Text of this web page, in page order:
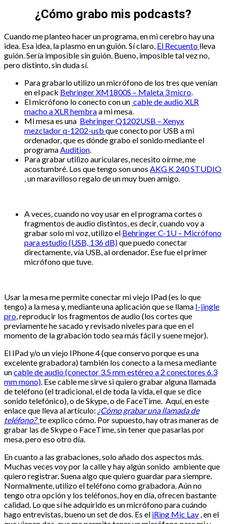
¿Cómo grabo mis podcasts?
Cuando me planteo hacer un programa, en mi cerebro hay una
idea. Esa idea, la plasmo en un guión. Sí claro, El Recuento lleva
guión. Sería imposible sin guión. Bueno, imposible tal vez no,
pero distinto, sin duda sí.
Para grabarlo utilizo un micrófono de los tres que venían
en el pack Behringer XM1800S – Maleta 3 micro
El micrófono lo conecto con un cable de audio XLR
macho a XLR hembraa mi mesa.
Mi mesa es una Behringer Q1202USB – Xenyx
mezclador q-1202-usb que conecto por USB a mi
ordenador, que es dónde grabo el sonido mediante el
programa Audition
Para grabar utilizo auriculares, necesito oírme, me
acostumbré. Los que tengo son unos AKG K 240 STUDIO
, un maravilloso regalo de un muy buen amigo.
A veces, cuando no voy usar en el programa cortes o
fragmentos de audio distintos, es decir, cuando voy a
grabar solo mi voz, utilizo el Behringer C-1U – Micrófono
para estudio (USB, 136 dB)que puedo conectar
directamente, vía USB, al ordenador. Ese fue el primer
micrófono que tuve.
Usar la mesa me permite conectar mi viejo IPad (es lo que
tengo) a la mesa y, mediante una aplicación que se llama I-jingle
pro , reproducir los fragmentos de audio (los cortes que
previamente he sacado y revisado niveles para que en el
momento de la grabación todo sea más fácil y suene mejor).
El IPad y/o un viejo IPhone 4 (que conservo porque es una
excelente grabadora) también los conecto a la mesa mediante
uncable de audio (conector 3.5 mm estéreo a 2 conectores 6.3
mm mono) . Ese cable me sirve si quiero grabar alguna llamada
de teléfono (el tradicional, el de toda la vida, el que se dice
sonido telefónico), o de Skype, o de FaceTime. Aquí, en este
enlace que lleva al artículo: ¿Cómo grabar una llamada de
teléfono?te explico cómo. Por supuesto, hay otras maneras de
grabar las de Skype o FaceTime, sin tener que pasarlas por
mesa, pero eso otro día.
En cuanto a las grabaciones, solo añado dos aspectos más.
Muchas veces voy por la calle y hay algún sonido ambiente que
quiero registrar. Suena algo que quiero guardar para siempre.
Normalmente, utilizo el teléfono como grabadora. Aún no
tengo otra opción y los teléfonos, hoy en día, ofrecen bastante
calidad. Lo que sí he adquirido es un micrófono para cuándo
hago entrevistas, bueno un set de dos. Es el iRing Mic Lav , en el